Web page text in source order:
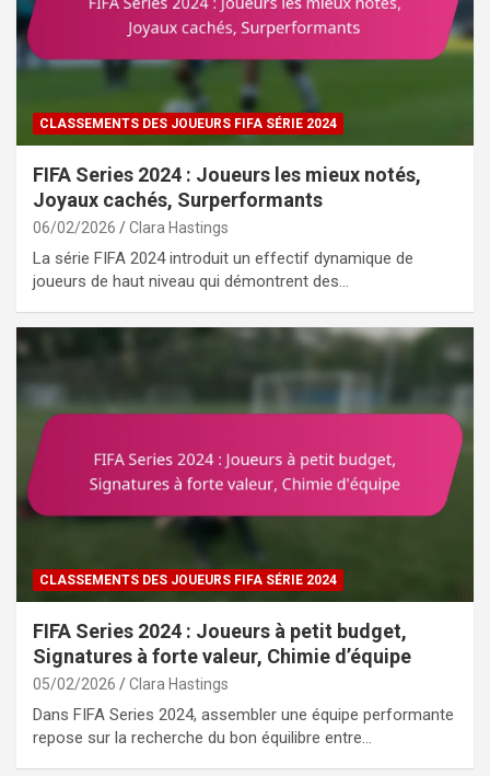
CLASSEMENTS DES JOUEURS FIFA SÉRIE 2024
FIFA Series 2024 : Joueurs les mieux notés,
Joyaux cachés, Surperformants
06/02/2026 Clara Hastings
La série FIFA 2024 introduit un effectif dynamique de
joueurs de haut niveau qui démontrent des…
CLASSEMENTS DES JOUEURS FIFA SÉRIE 2024
FIFA Series 2024 : Joueurs à petit budget,
Signatures à forte valeur, Chimie d’équipe
05/02/2026 Clara Hastings
Dans FIFA Series 2024, assembler une équipe performante
repose sur la recherche du bon équilibre entre…